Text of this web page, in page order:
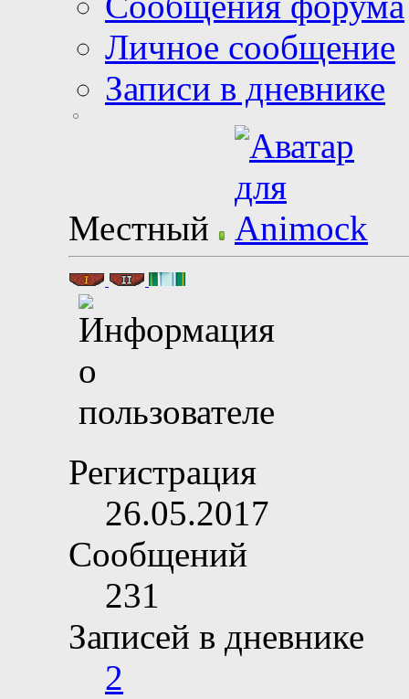
Личное сообщение
Записи в дневнике
Местный
Регистрация
26.05.2017
Сообщений
231
Записей в дневнике
2